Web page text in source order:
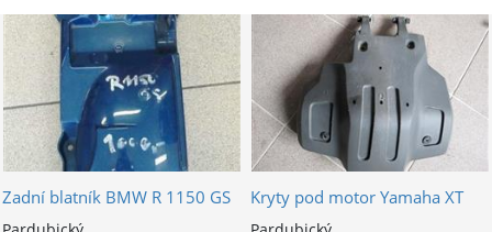
Zadní blatník BMW R 1150 GS Kryty pod motor Yamaha XT